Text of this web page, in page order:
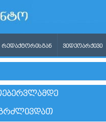
ᲠᲔᲓᲐᲥᲢᲝᲠᲘᲡᲒᲐᲜ ᲕᲘᲓᲔᲝᲐᲠᲥᲘᲕᲘ